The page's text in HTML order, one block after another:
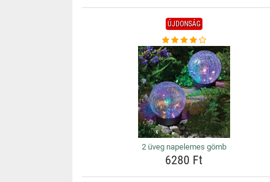
ÚJDONSÁG
2 üveg napelemes gömb
6280 Ft